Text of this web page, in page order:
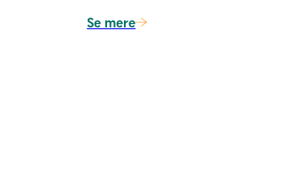
Se mere